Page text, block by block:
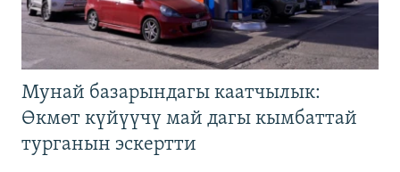
Мунай базарындагы каатчылык:
Өкмөт күйүүчү май дагы кымбаттай
турганын эскертти